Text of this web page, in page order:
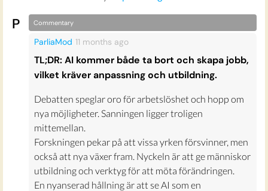
Commentary
ParliaMod 11 months ago
TL;DR: AI kommer både ta bort och skapa jobb,
vilket kräver anpassning och utbildning.
Debatten speglar oro för arbetslöshet och hopp om
nya möjligheter. Sanningen ligger troligen
mittemellan.
Forskningen pekar på att vissa yrken försvinner, men
också att nya växer fram. Nyckeln är att ge människor
utbildning och verktyg för att möta förändringen.
En nyanserad hållning är att se AI som en